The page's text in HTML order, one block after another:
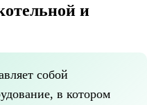
и
собой
в котором